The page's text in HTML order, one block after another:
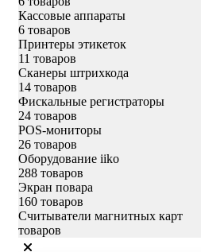
Кассовые аппараты
6 товаров
Принтеры этикеток
11 товаров
Сканеры штрихкода
14 товаров
Фискальные регистраторы
24 товаров
POS-мониторы
26 товаров
Оборудование iiko
288 товаров
Экран повара
160 товаров
Считыватели магнитных карт
товаров